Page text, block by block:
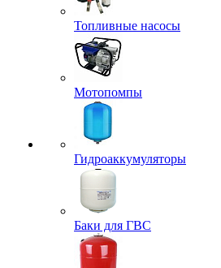
Топливные насосы
Мотопомпы
Гидроаккумуляторы
Баки для ГВС